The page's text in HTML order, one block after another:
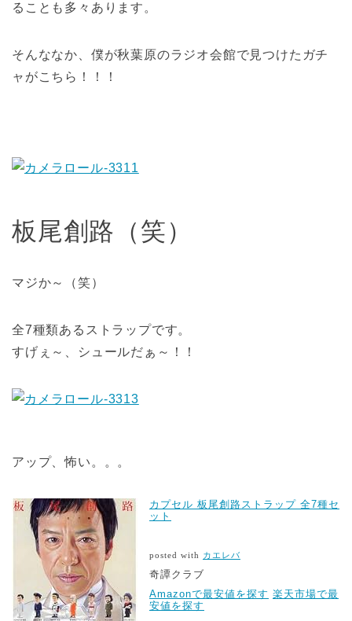
ることも多々あります。
そんななか、僕が秋葉原のラジオ会館で見つけたガチ
ャがこちら！！！
板尾創路（笑）
マジか～（笑）
全7種類あるストラップです。
すげぇ～、シュールだぁ～！！
アップ、怖い。。。
カプセル 板尾創路ストラップ 全7種セ
ット
posted with カエレバ
奇譚クラブ
Amazonで最安値を探す 楽天市場で最
安値を探す